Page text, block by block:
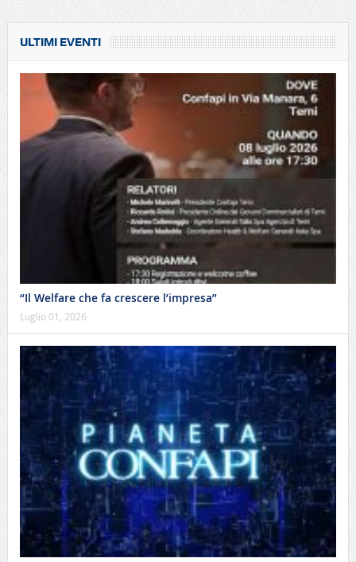
ULTIMI EVENTI
“Il Welfare che fa crescere l’impresa”
Luglio 01, 2026